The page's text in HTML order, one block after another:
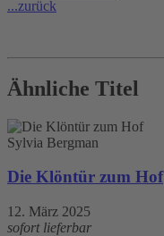
...zurück
Ähnliche Titel
Sylvia Bergman
Die Klöntür zum Hof
12. März 2025
sofort lieferbar